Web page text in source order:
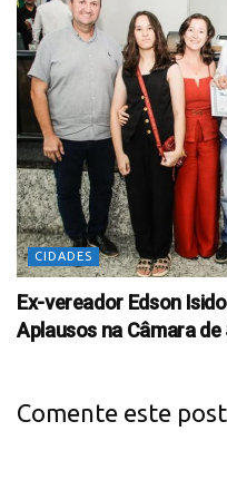
CIDADES
Ex-vereador Edson
Aplausos na Câmara
Comente este post